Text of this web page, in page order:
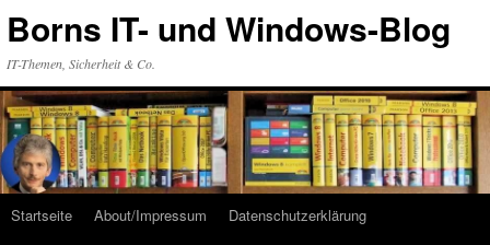
Inhalt
Borns IT- und Windows-Blog
IT-Themen, Sicherheit & Co.
Startseite About/Impressum
Datenschutzerklärung